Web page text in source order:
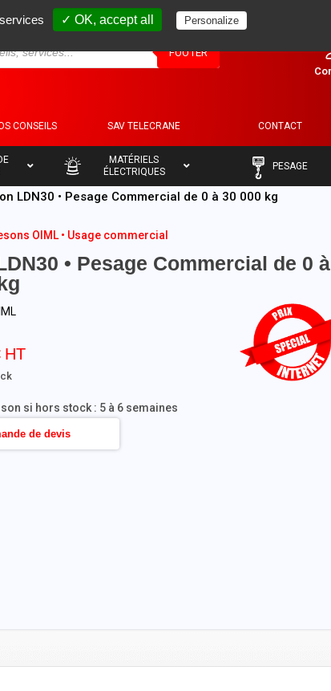
FOOTER
CONSEILS SAV TELECRANE
– CONTACT
–
MATÉRIELS
ÉLECTRIQUES
PESAGE
LDN30 • Pesage Commercial de 0 à 30 000 kg
• Pesage Commercial de 0 à
si hors stock : 5 à 6 semaines
de devis
OIML • Usage commercial
✓ OK, accept all Personalize